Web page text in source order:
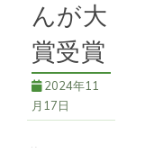
58号
地域貢
献,教育支援,更級
小学校, ＳＤＧｓ
んが大
賞受賞
2024年11
月17日